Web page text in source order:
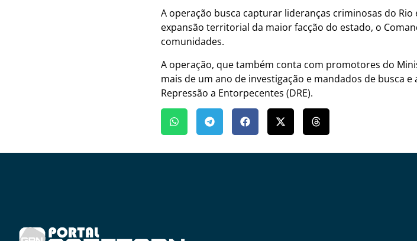
A operação busca capturar lideranças criminosas do
expansão territorial da maior facção do estado, o
comunidades.
A operação, que também conta com promotores do
mais de um ano de investigação e mandados de busca
Repressão a Entorpecentes (DRE).